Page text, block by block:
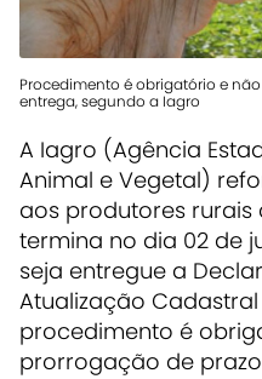
Procedimento é obrigatório e
entrega, segundo a Iagro
A Iagro (Agência
Animal e Vegetal)
aos produtores rurais
termina no dia 02 de
seja entregue a
Atualização Cadastral
procedimento é
prorrogação de